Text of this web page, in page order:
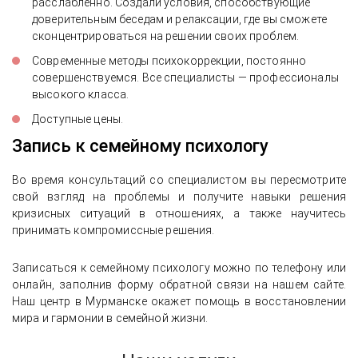
доверительным беседам и релаксации, где вы сможете
сконцентрироваться на решении своих проблем.
Современные методы психокоррекции, постоянно
совершенствуемся. Все специалисты — профессионалы
высокого класса.
Доступные цены.
Запись к семейному психологу
Во время консультаций со специалистом вы пересмотрите
свой взгляд на проблемы и получите навыки решения
кризисных ситуаций в отношениях, а также научитесь
принимать компромиссные решения.
Записаться к семейному психологу можно по телефону или
онлайн, заполнив форму обратной связи на нашем сайте.
Наш центр в Мурманске окажет помощь в восстановлении
мира и гармонии в семейной жизни.